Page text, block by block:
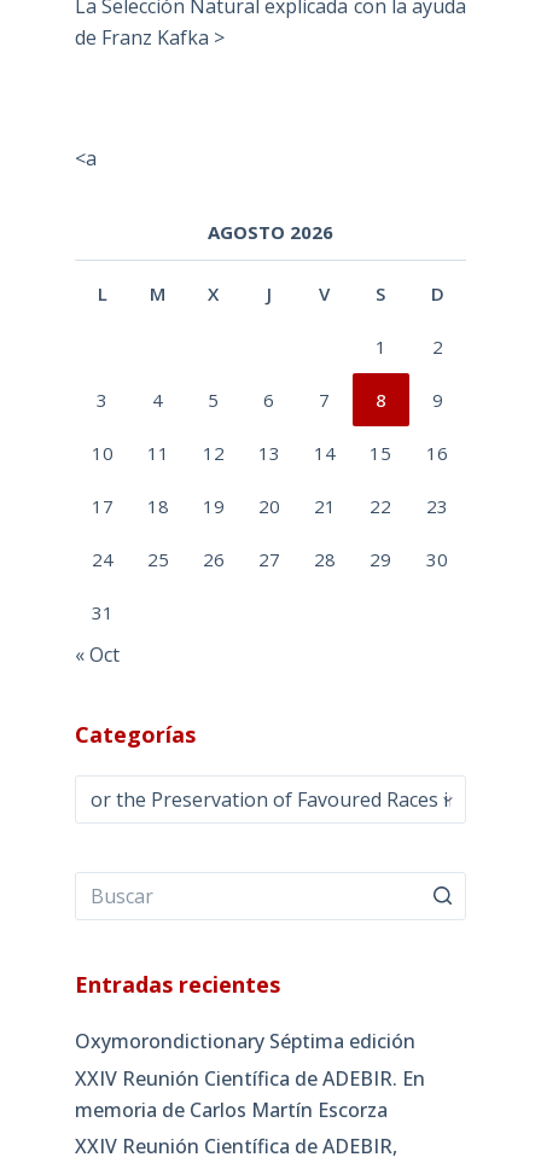
La Selección Natural explicada con la ayuda
de Franz Kafka >
<a
AGOSTO 2026
L M X J V S D
1 2
3 4 5 6 7 8 9
10 11 12 13 14 15 16
17 18 19 20 21 22 23
24 25 26 27 28 29 30
31
« Oct
Categorías
Categorías
Entradas recientes
Oxymorondictionary Séptima edición
XXIV Reunión Científica de ADEBIR. En
memoria de Carlos Martín Escorza
XXIV Reunión Científica de ADEBIR,